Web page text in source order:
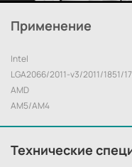
Применение
Intel
LGA2066/2011-v3/2011/1851/
AMD
AM5/AM4
Технические